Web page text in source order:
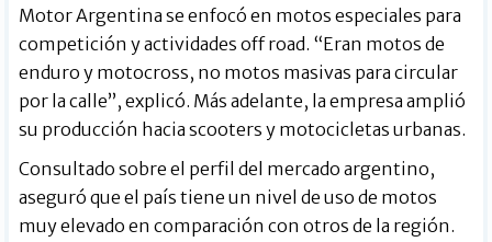
Motor Argentina se enfocó en motos especiales para
competición y actividades off road. “Eran motos de
enduro y motocross, no motos masivas para circular
por la calle”, explicó. Más adelante, la empresa amplió
su producción hacia scooters y motocicletas urbanas.
Consultado sobre el perfil del mercado argentino,
aseguró que el país tiene un nivel de uso de motos
muy elevado en comparación con otros de la región.